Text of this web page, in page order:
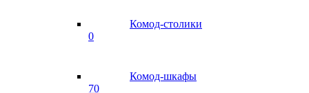
Комод-столики
0
Комод-шкафы
70